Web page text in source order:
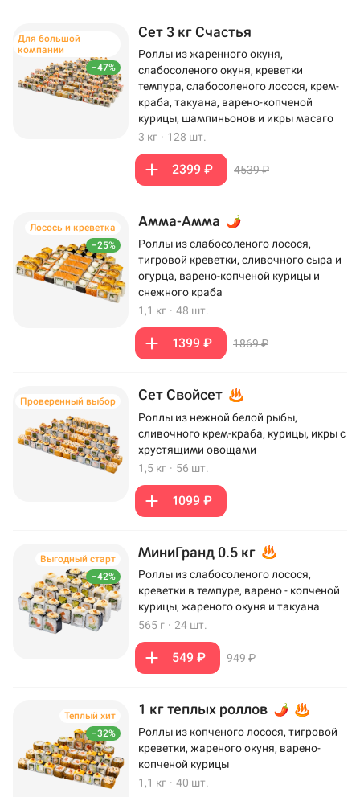
–47%
Для большой
компании
Сет 3 кг Счастья
Роллы из жаренного окуня,
слабосоленого окуня, креветки
темпура, слабосоленого лосося, крем-
краба, такуана, варено-копченой
курицы, шампиньонов и икры масаго
3 кг · 128 шт.
2399 ₽ 4539 ₽
–25%
Лосось и креветка Амма-Амма
Роллы из слабосоленого лосося,
тигровой креветки, сливочного сыра и
огурца, варено-копченой курицы и
снежного краба
1,1 кг · 48 шт.
1399 ₽ 1869 ₽
Проверенный выбор Сет Свойсет
Роллы из нежной белой рыбы,
сливочного крем-краба, курицы, икры с
хрустящими овощами
1,5 кг · 56 шт.
1099 ₽
–42%
Выгодный старт МиниГранд 0.5 кг
Роллы из слабосоленого лосося,
креветки в темпуре, варено - копченой
курицы, жареного окуня и такуана
565 г · 24 шт.
549 ₽ 949 ₽
–32%
Теплый хит 1 кг теплых роллов
Роллы из копченого лосося, тигровой
креветки, жареного окуня, варено-
копченой курицы
1,1 кг · 40 шт.